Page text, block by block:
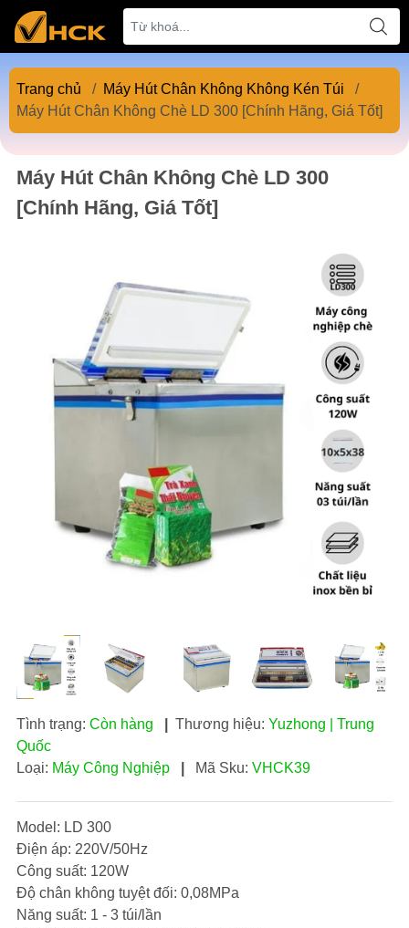
Trang chủ / Máy Hút Chân Không Không Kén Túi
/
Máy Hút Chân Không Chè LD 300 [Chính Hãng, Giá Tốt]
Máy Hút Chân Không Chè LD 300
[Chính Hãng, Giá Tốt]
Tình trạng: Còn hàng Thương hiệu: Yuzhong | Trung
Quốc
Loại: Máy Công Nghiệp Mã Sku: VHCK39
Model: LD 300
Điện áp: 220V/50Hz
Công suất: 120W
Độ chân không tuyệt đối: 0,08MPa
Năng suất: 1 - 3 túi/lần